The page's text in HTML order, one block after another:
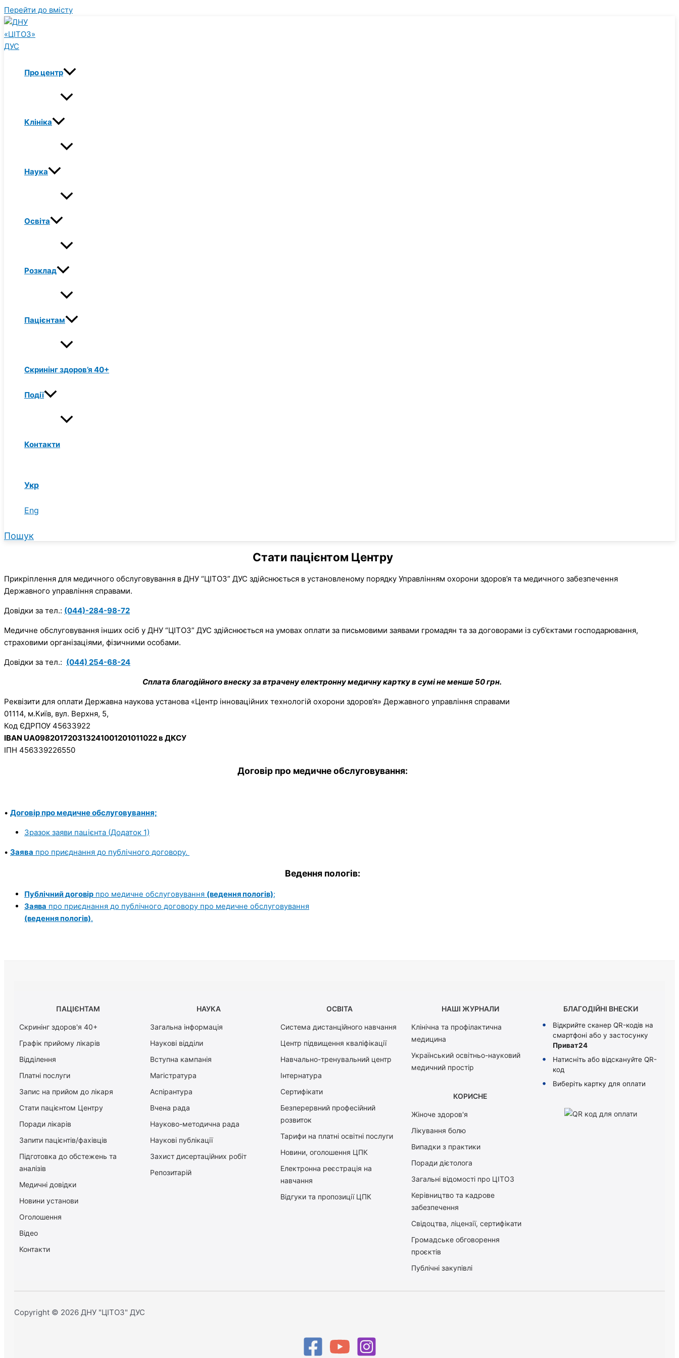
Перейти до вмісту
Про центр
Клініка
Наука
Освіта
Розклад
Пацієнтам
Скринінг здоров’я 40+
Події
Контакти
Укр
Eng
Пошук
Стати пацієнтом Центру
Прикріплення для медичного обслуговування в ДНУ “ЦІТОЗ” ДУС здійснюється в установленому порядку Управлінням охорони здоров’я та медичного забезпечення
Державного управління справами.
Довідки за тел.: (044)-284-98-72
Медичне обслуговування інших осіб у ДНУ “ЦІТОЗ” ДУС здійснюється на умовах оплати за письмовими заявами громадян та за договорами із суб’єктами господарювання,
страховими організаціями, фізичними особами.
Довідки за тел.: (044) 254-68-24
Сплата благодійного внеску за втрачену електронну медичну картку в сумі не менше 50 грн.
Реквізити для оплати Державна наукова установа «Центр інноваційних технологій охорони здоров’я» Державного управління справами
01114, м.Київ, вул. Верхня, 5,
Код ЄДРПОУ 45633922
IBAN UA098201720313241001201011022 в ДКСУ
ІПН 456339226550
Договір про медичне обслуговування:
• Договір про медичне обслуговування;
Зразок заяви пацієнта (Додаток 1)
• Заява про приєднання до публічного договору.
Ведення пологів:
Публічний договір про медичне обслуговування (ведення пологів);
Заява про приєднання до публічного договору про медичне обслуговування
(ведення пологів).
ПАЦІЄНТАМ
Скринінг здоров'я 40+
Графік прийому лікарів
Відділення
Платні послуги
Запис на прийом до лікаря
Стати пацієнтом Центру
Поради лікарів
Запити пацієнтів/фахівців
Підготовка до обстежень та
аналізів
Медичні довідки
Новини установи
Оголошення
Відео
Контакти
НАУКА
Загальна інформація
Наукові відділи
Вступна кампанія
Магістратура
Аспірантура
Вчена рада
Науково-методична рада
Наукові публікації
Захист дисертаційних робіт
Репозитарій
ОСВІТА
Система дистанційного навчання
Центр підвищення кваліфікації
Навчально-тренувальний центр
Інтернатура
Сертифікати
Безперервний професійний
розвиток
Тарифи на платні освітні послуги
Новини, оголошення ЦПК
Електронна реєстрація на
навчання
Відгуки та пропозиції ЦПК
НАШІ ЖУРНАЛИ
Клінічна та профілактична
медицина
Український освітньо-науковий
медичний простір
КОРИСНЕ
Жіноче здоров'я
Лікування болю
Випадки з практики
Поради дієтолога
Загальні відомості про ЦІТОЗ
Керiвництво та кадрове
забезпечення
Свідоцтва, ліцензії, сертифікати
Громадське обговорення
проєктів
Публічні закупівлі
БЛАГОДІЙНІ ВНЕСКИ
Відкрийте сканер QR-кодів на
смартфоні або у застосунку
Приват24
Натисніть або відскануйте QR-
код
Виберіть картку для оплати
Copyright © 2026 ДНУ "ЦІТОЗ" ДУС